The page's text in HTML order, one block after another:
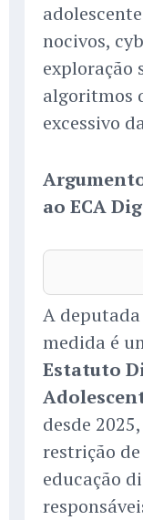
nocivos,
exploração
algoritmos
excessivo
ao ECA
A
medida é
Estatuto
desde
restrição
educação